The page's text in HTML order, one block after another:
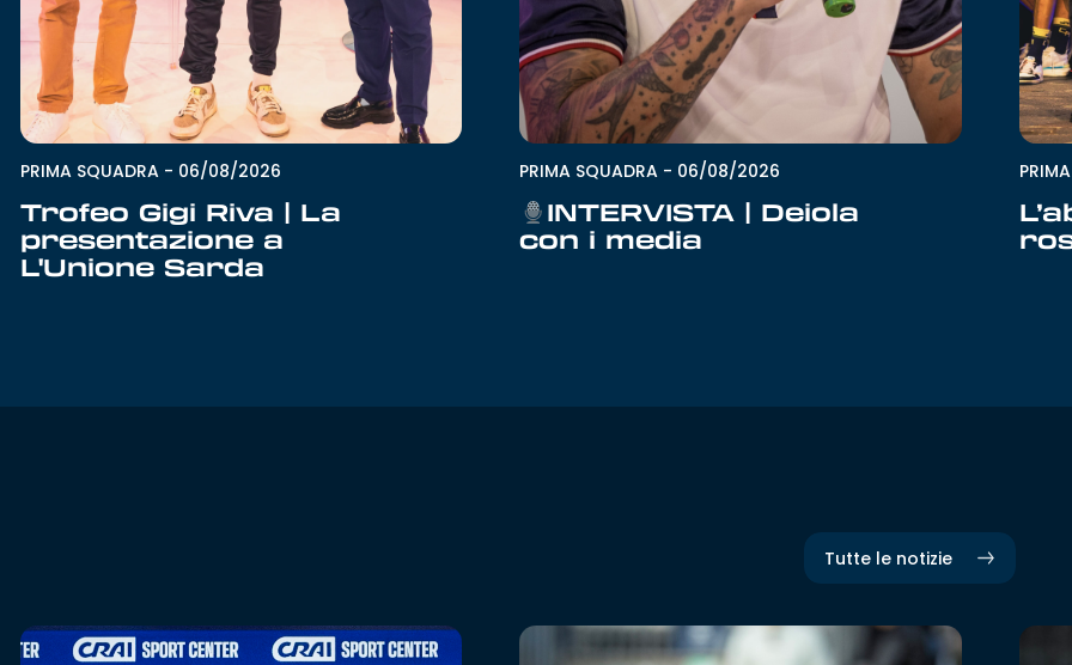
PRIMA SQUADRA - 06/08/2026
Trofeo Gigi Riva | La
presentazione a
L'Unione Sarda
PRIMA SQUADRA - 06/08/2026
INTERVISTA | Deiola
con i media
Tutte le notizie